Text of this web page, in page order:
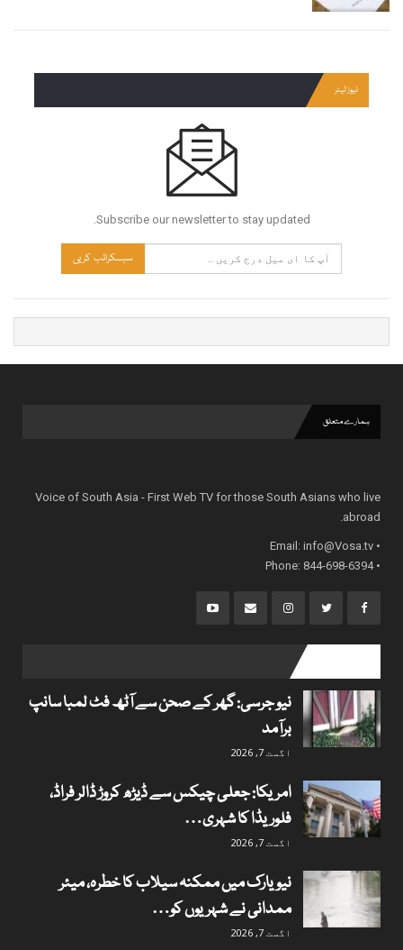
نیوز لیٹر
Subscribe our newsletter to stay updated.
سبسکرائب کریں
ہمارے متعلق
Voice of South Asia - First Web TV for those South Asians who live
abroad.
• Email:
info@Vosa.tv
• Phone: 844-698-6394
نیو جرسی: گھر کے صحن سے آٹھ فٹ لمبا سانپ
برآمد
اگست 7, 2026
امریکا: جعلی چیکس سے ڈیڑھ کروڑ ڈالر فراڈ،
فلوریڈا کا شہری…
اگست 7, 2026
نیویارک میں ممکنہ سیلاب کا خطرہ، میئر
ممدانی نے شہریوں کو…
اگست 7, 2026